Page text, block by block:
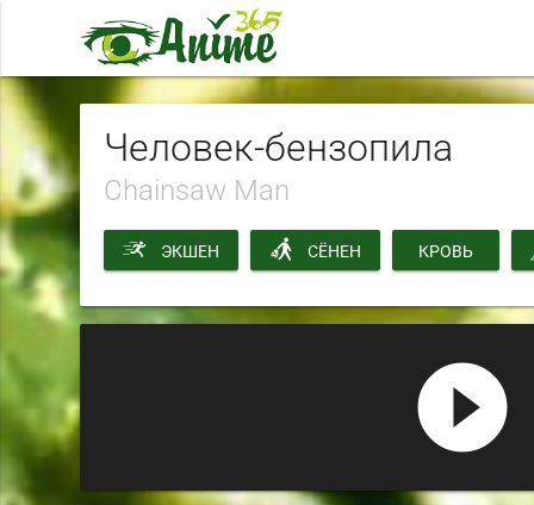
Человек-бензопила
Chainsaw Man
ЭКШЕН СЁНЕН КРОВЬ
play_circle_filled